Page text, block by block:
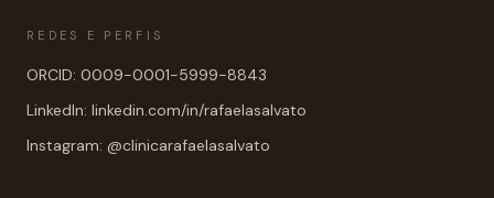
REDES E PERFIS
ORCID: 0009-0001-5999-8843
LinkedIn: linkedin.com/in/rafaelasalvato
Instagram: @clinicarafaelasalvato